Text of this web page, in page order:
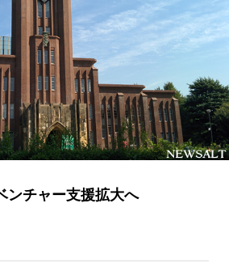
ンチャー支援拡大へ